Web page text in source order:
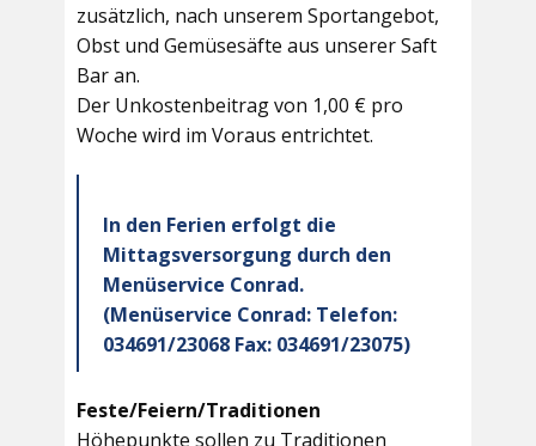
zusätzlich, nach unserem Sportangebot,
Obst und Gemüsesäfte aus unserer Saft
Bar an.
Der Unkostenbeitrag von 1,00 € pro
Woche wird im Voraus entrichtet.
In den Ferien erfolgt die
Mittagsversorgung durch den
Menüservice Conrad.
(Menüservice Conrad: Telefon:
034691/23068 Fax: 034691/23075)
Feste/Feiern/Traditionen
Höhepunkte sollen zu Traditionen